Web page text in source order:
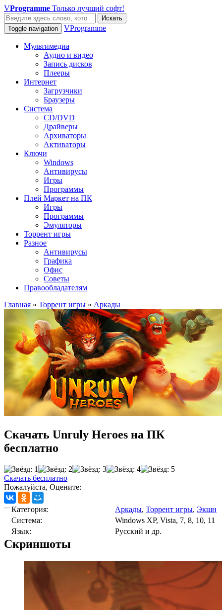
VProgramme Только лучший софт!
Искать
Toggle navigation
VProgramme
Мультимедиа
Аудио и видео
Запись дисков
Плееры
Интернет
Загрузчики
Браузеры
Система
CD/DVD
Драйверы
Архиваторы
Активаторы
Ключи
Windows
Антивирусы
Игры
Программы
Плей Маркет на ПК
Игры
Программы
Эмуляторы
Торрент игры
Разное
Антивирусы
Графика
Офис
Советы
Правообладателям
Главная » Торрент игры » Аркады
Скачать Unruly Heroes на ПК
бесплатно
Скачать бесплатно
Пожалуйста, Оцените:
Категория: Аркады, Торрент игры, Экшн
Cистема:
Windows XP, Vista, 7, 8, 10, 11
Язык:
Русский и др.
Скриншоты